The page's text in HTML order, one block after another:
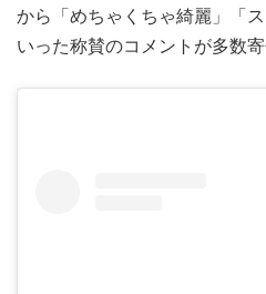
から「めちゃくちゃ綺麗」「
いった称賛のコメントが多数寄